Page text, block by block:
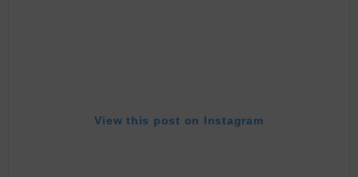
View this post on Instagram